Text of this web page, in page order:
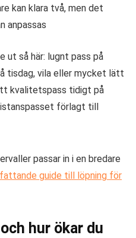
kan klara två, men det
anpassas
ut så här: lugnt pass på
tisdag, vila eller mycket lätt
kvalitetspass tidigt på
förlagt till
passar in i en bredare
guide till löpning för
hur ökar du